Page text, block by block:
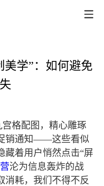
美学”：如何避免
格配图，精心雕琢
销通知——这些看似
藏着用户悄然点击“屏
沦为信息轰炸的战
消耗，我们不得不反